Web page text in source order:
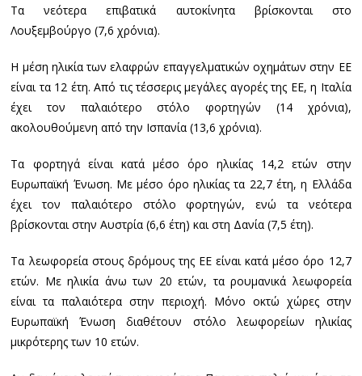
Τα νεότερα επιβατικά αυτοκίνητα βρίσκονται στο
Λουξεμβούργο (7,6 χρόνια).
Η μέση ηλικία των ελαφρών επαγγελματικών οχημάτων στην ΕΕ
είναι τα 12 έτη. Από τις τέσσερις μεγάλες αγορές της ΕΕ, η Ιταλία
έχει τον παλαιότερο στόλο φορτηγών (14 χρόνια),
ακολουθούμενη από την Ισπανία (13,6 χρόνια).
Τα φορτηγά είναι κατά μέσο όρο ηλικίας 14,2 ετών στην
Ευρωπαϊκή Ένωση. Με μέσο όρο ηλικίας τα 22,7 έτη, η Ελλάδα
έχει τον παλαιότερο στόλο φορτηγών, ενώ τα νεότερα
βρίσκονται στην Αυστρία (6,6 έτη) και στη Δανία (7,5 έτη).
Τα λεωφορεία στους δρόμους της ΕΕ είναι κατά μέσο όρο 12,7
ετών. Με ηλικία άνω των 20 ετών, τα ρουμανικά λεωφορεία
είναι τα παλαιότερα στην περιοχή. Μόνο οκτώ χώρες στην
Ευρωπαϊκή Ένωση διαθέτουν στόλο λεωφορείων ηλικίας
μικρότερης των 10 ετών.